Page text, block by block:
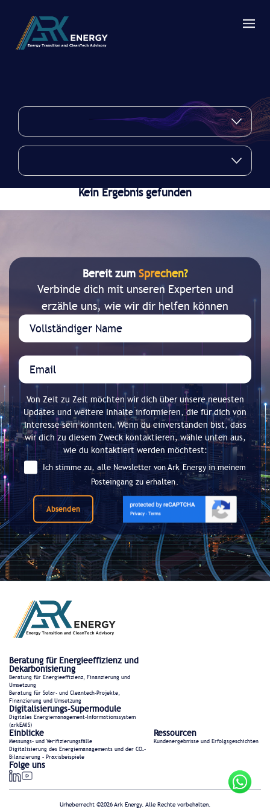
Kein Ergebnis gefunden
Bereit zum Sprechen?
Verbinde dich mit unseren Experten und
erzähle uns, wie wir dir helfen können
Von Zeit zu Zeit möchten wir dich über unsere neuesten
Updates und weitere Inhalte informieren, die für dich von
Interesse sein könnten. Wenn du einverstanden bist, dass
wir dich zu diesem Zweck kontaktieren, wähle unten aus,
wie du kontaktiert werden möchtest:
Ich stimme zu, alle Newsletter von Ark Energy in meinem
Posteingang zu erhalten.
Absenden
Beratung für Energieeffizienz und
Dekarbonisierung
Beratung für Energieeffizienz, Finanzierung und
Umsetzung
Beratung für Solar- und Cleantech-Projekte,
Finanzierung und Umsetzung
Digitalisierungs-Supermodule
Digitales Energiemanagement-Informationssystem
(arkEMIS)
Einblicke
Messungs- und Verifizierungsfälle
Digitalisierung des Energiemanagements und der CO₂-
Bilanzierung – Praxisbeispiele
Ressourcen
Kundenergebnisse und Erfolgsgeschichten
Folge uns
Urheberrecht ©2026 Ark Energy. Alle Rechte vorbehalten.